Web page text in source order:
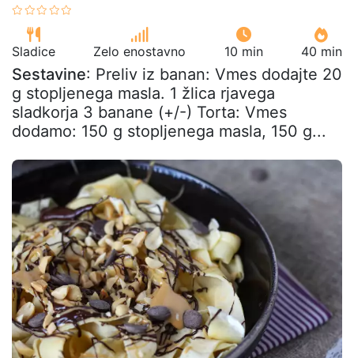
Sladice Zelo enostavno 10 min 40 min
Sestavine: Preliv iz banan: Vmes dodajte 20
g stopljenega masla. 1 žlica rjavega
sladkorja 3 banane (+/-) Torta: Vmes
dodamo: 150 g stopljenega masla, 150 g...